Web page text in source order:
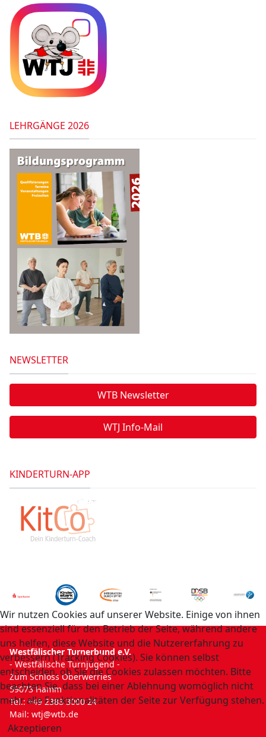
LEHRGÄNGE 2026
NEWSLETTER
WTB Newsletter
WTJ Info-Mail
KINDERTURN-APP
Westfälischer Turnerbund e.V.
- Westfälische Turnjugend -
Zum Schloss Oberwerries
59073 Hamm
Tel.: +49 2388 3000 24
Mail: wtj@wtb.de
Wir nutzen Cookies auf unserer Website. Einige von ihnen
sind essenziell für den Betrieb der Seite, während andere
uns helfen, diese Website und die Nutzererfahrung zu
verbessern (Tracking Cookies). Sie können selbst
entscheiden, ob Sie die Cookies zulassen möchten. Bitte
beachten Sie, dass bei einer Ablehnung womöglich nicht
mehr alle Funktionalitäten der Seite zur Verfügung stehen.
Akzeptieren